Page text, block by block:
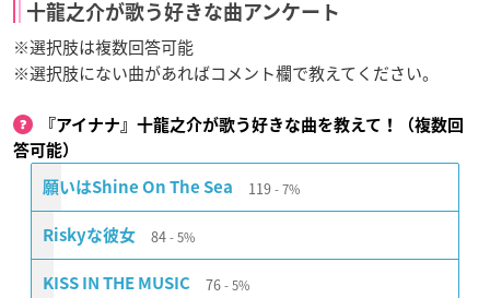
十龍之介が歌う好きな曲アンケート
※選択肢は複数回答可能
※選択肢にない曲があればコメント欄で教えてください。
『アイナナ』十龍之介が歌う好きな曲を教えて！（複数回
答可能）
願いはShine On The Sea 119 7%
Riskyな彼女 84 5%
KISS IN THE MUSIC 76 5%